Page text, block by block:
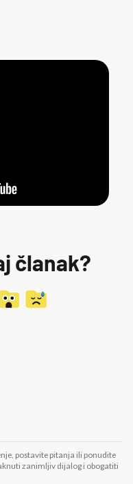
članak?
postavite pitanja ili ponudite
zanimljiv dijalog i obogatiti